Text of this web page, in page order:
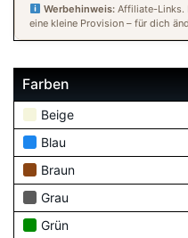
Werbehinweis:Affiliate-Links.
eine kleine Provision – für dich
Farben
Beige
Blau
Braun
Grau
Grün